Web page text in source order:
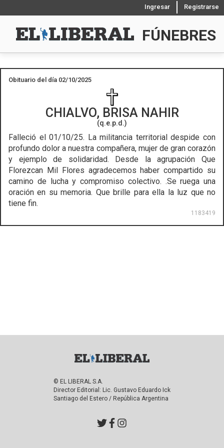
Ingresar Registrarse
FÚNEBRES
Obituario del día 02/10/2025
CHIALVO, BRISA NAHIR
(q.e.p.d.)
Falleció el 01/10/25. La militancia territorial despide con
profundo dolor a nuestra compañera, mujer de gran corazón
y ejemplo de solidaridad. Desde la agrupación Que
Florezcan Mil Flores agradecemos haber compartido su
camino de lucha y compromiso colectivo. .Se ruega una
oración en su memoria. Que brille para ella la luz que no
tiene fin.
1183419
© EL LIBERAL S.A.
Director Editorial: Lic. Gustavo Eduardo Ick
Santiago del Estero / República Argentina